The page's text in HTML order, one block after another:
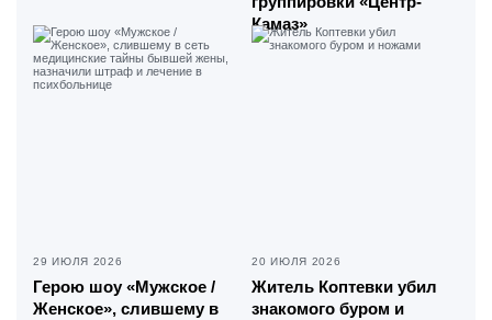
Камаз»
29 ИЮЛЯ 2026
Герою шоу «Мужское /
Женское», слившему в
20 ИЮЛЯ 2026
Житель Коптевки убил
знакомого буром и